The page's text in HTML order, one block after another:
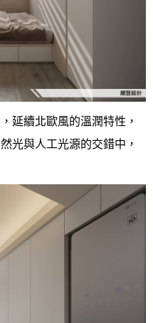
延續北歐風的溫潤特性，
光與人工光源的交錯中，